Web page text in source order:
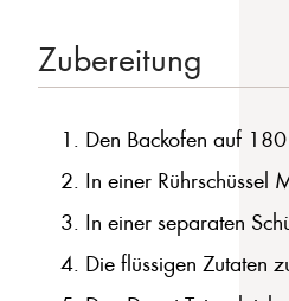
Zubereitung
Den Backofen auf
In einer Rührschüssel
In einer separaten
Die flüssigen Zutaten